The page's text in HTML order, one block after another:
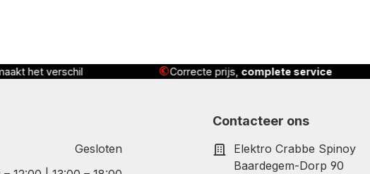
complete service Geleverd, geïnstalleerd én uitgelegd
Gesloten
Contacteer ons
Elektro Crabbe Spinoy
Baardegem-Dorp 90